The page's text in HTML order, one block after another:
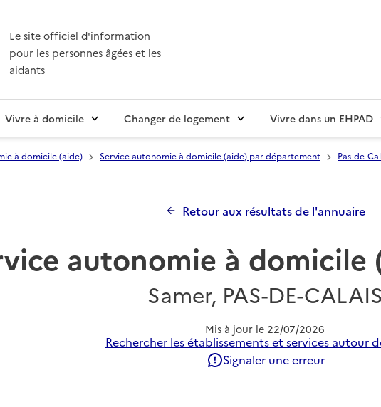
Le site officiel d'information
pour les personnes âgées et les
aidants
Vivre à domicile Changer de logement Vivre dans un EHPAD
à domicile (aide) Service autonomie à domicile (aide) par département Pas-de-
Retour aux résultats de l'annuaire
autonomie à domicile
Samer, PAS-DE-CALAIS
Mis à jour le 22/07/2026
Rechercher les établissements et services autour
Signaler une erreur